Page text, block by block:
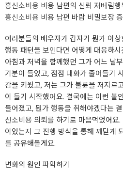
흥신소비용 비용 남편의 신뢰 저버림
흥신소비용 비용 남편 바람 비밀보장
여러분들의 배우자가 갑자기 뭔가 이
행동 패턴을 보인다면 어떻게 대응하
아침과 저녁을 함께했던 그가 어느 날
기분이 들었고, 점점 대화가 줄어들기
감을 키웠고, 저는 그가 불륜을 저지르
이 들기 시작했어요. 결국에는 이런 불
들어졌고, 뭔가 행동을 취해야겠다는
신소비용 의뢰를 하기로 마음먹었어요
이었는지 그 진행 방식을 통해 깨닫게
를 공유해볼게요.
변화의 원인 파악하기